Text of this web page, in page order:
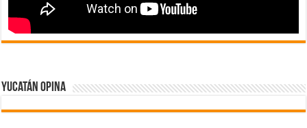
Yucatán Opina